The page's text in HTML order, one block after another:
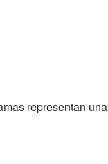
representan una